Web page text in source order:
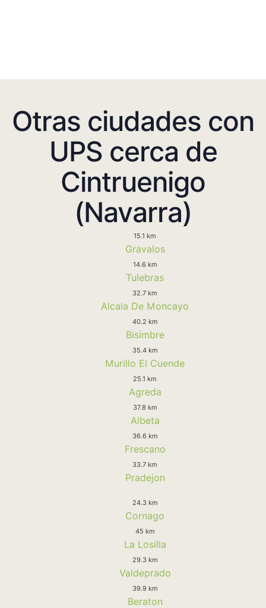
Otras ciudades con
UPS cerca de
Cintruenigo
(Navarra)
15.1 km
Gravalos
14.6 km
Tulebras
32.7 km
Alcala De Moncayo
40.2 km
Bisimbre
35.4 km
Murillo El Cuende
25.1 km
Agreda
37.8 km
Albeta
36.6 km
Frescano
33.7 km
Pradejon
24.3 km
Cornago
45 km
La Losilla
29.3 km
Valdeprado
39.9 km
Beraton